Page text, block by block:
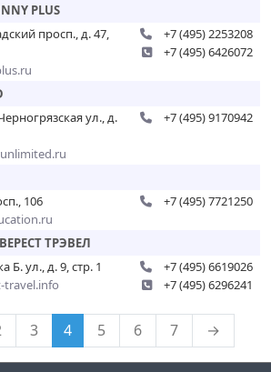
PLUS
просп., д. 47,
+7 (495) 2253208
+7 (495) 6426072
ул., д.
+7 (495) 9170942
106
+7 (495) 7721250
ТРЭВЕЛ
Б. ул., д. 9, стр. 1
travel.info
+7 (495) 6619026
+7 (495) 6296241
3 4 5 6 7 →